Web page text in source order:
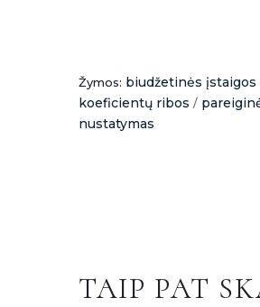
Žymos: biudžetinės įstaigos
koeficientų ribos /
nustatymas
TAIP PAT